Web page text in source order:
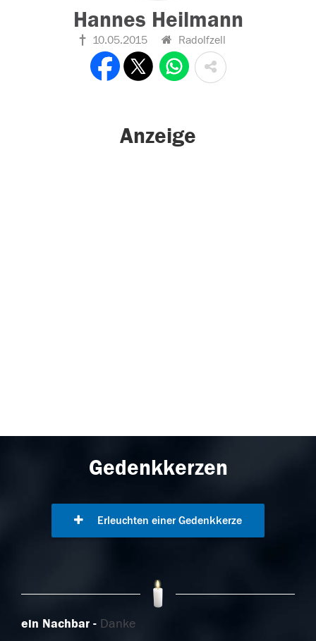
Hannes Heilmann
10.05.2015 Radolfzell
Anzeige
Gedenkkerzen
Erleuchten einer Gedenkkerze
ein Nachbar Danke